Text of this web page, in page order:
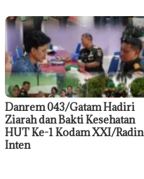
Danrem 043/Gatam Hadiri
Ziarah dan Bakti Kesehatan
HUT Ke-1 Kodam XXI/Radin
Inten